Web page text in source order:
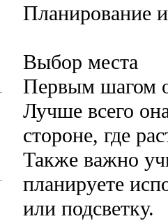
Планирование
Выбор места
Первым шагом
Лучше всего
стороне, где
Также важно
планируете
или подсветку.